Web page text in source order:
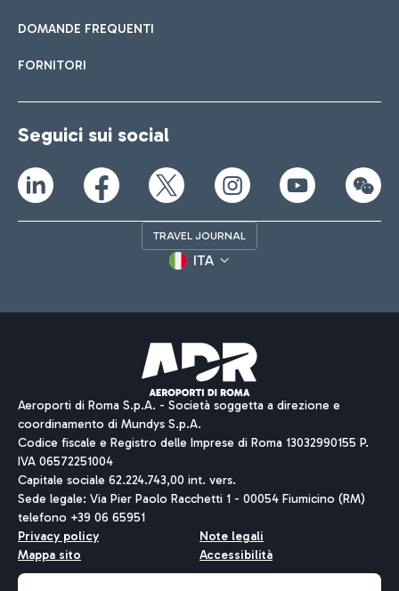
DOMANDE FREQUENTI
FORNITORI
Seguici sui social
TRAVEL JOURNAL
ITA
Aeroporti di Roma S.p.A. - Società soggetta a direzione e
coordinamento di Mundys S.p.A.
Codice fiscale e Registro delle Imprese di Roma 13032990155 P.
IVA 06572251004
Capitale sociale 62.224.743,00 int. vers.
Sede legale: Via Pier Paolo Racchetti 1 - 00054 Fiumicino (RM)
telefono +39 06 65951
Privacy policy
Note legali
Mappa sito
Accessibilità